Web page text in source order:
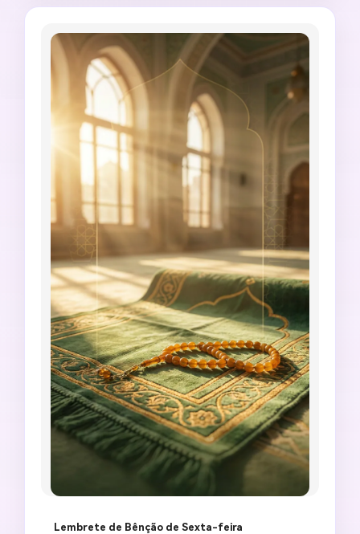
sem escrita árabe incorreta, sem clima de
excessivo, sem alegação de evento oficial.
Lembrete de Bênção de Sexta-feira